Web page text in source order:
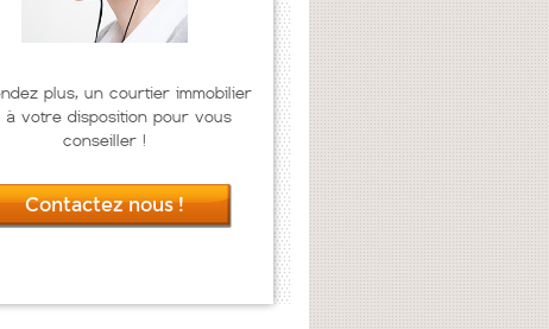
plus, un courtier immobilier
à votre disposition pour vous
conseiller !
Contactez nous !